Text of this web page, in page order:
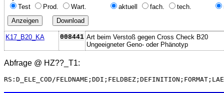
Test
Prod. Wart.
aktuell
fach. tech.
K17_B20_KA 008441 Art beim Verstoß gegen Cross Check B20
Ungeeigneter Geno- oder Phänotyp
Abfrage @ HZ??_T1:
RS:D_ELE_COD/